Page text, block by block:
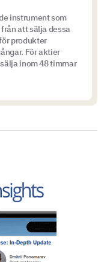
instrument som
att sälja dessa
produkter
För aktier
inom 48 timmar